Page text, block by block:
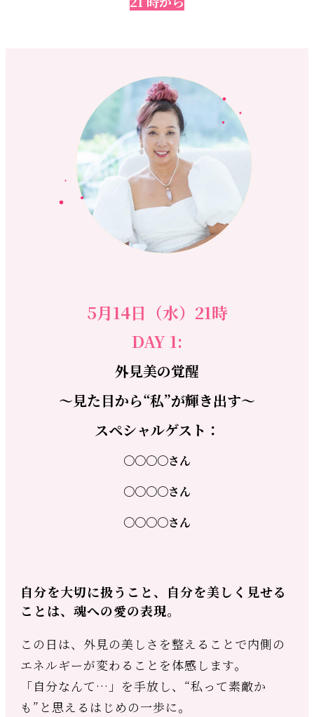
5月14日（水）21時
DAY 1:
外見美の覚醒
～見た目から“私”が輝き出す～
スペシャルゲスト：
〇〇〇〇さん
〇〇〇〇さん
〇〇〇〇さん
自分を大切に扱うこと、自分を美しく見せる
ことは、魂への愛の表現。
この日は、外見の美しさを整えることで内側の
エネルギーが変わることを体感します。
「自分なんて…」を手放し、“私って素敵か
も”と思えるはじめの一歩に。